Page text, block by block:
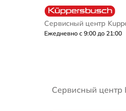
Сервисный центр
Ежедневно с 9:00 до 21:00
Сервисный центр